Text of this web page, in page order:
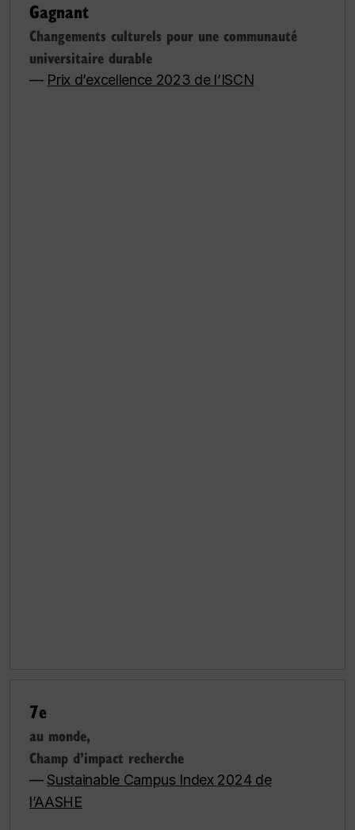
Gagnant
Changements culturels pour une communauté
universitaire durable
— Prix d’excellence 2023 de l’ISCN
7e
au monde,
Champ d’impact recherche
— Sustainable Campus Index 2024 de
l’AASHE